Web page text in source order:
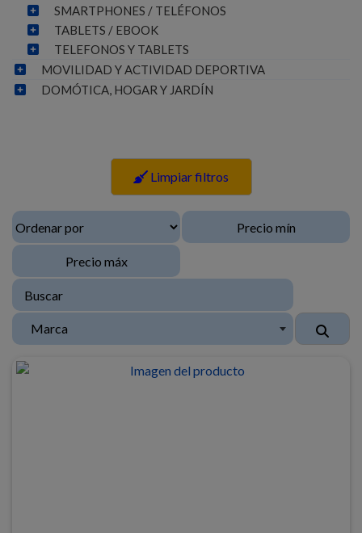
SMARTPHONES / TELÉFONOS
TABLETS / EBOOK
TELEFONOS Y TABLETS
MOVILIDAD Y ACTIVIDAD DEPORTIVA
DOMÓTICA, HOGAR Y JARDÍN
Limpiar filtros
Marca